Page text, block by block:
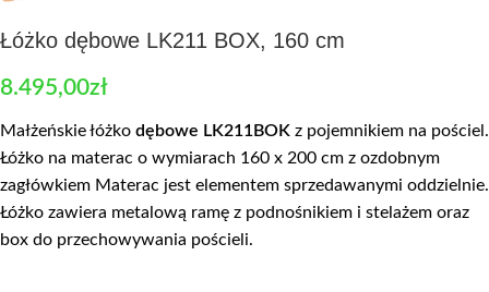
Łóżko dębowe LK211 BOX, 160 cm
8.495,00zł
Małżeńskie łóżko dębowe LK211BOK z pojemnikiem na pościel.
Łóżko na materac o wymiarach 160 x 200 cm z ozdobnym
zagłówkiem Materac jest elementem sprzedawanymi oddzielnie.
Łóżko zawiera metalową ramę z podnośnikiem i stelażem oraz
box do przechowywania pościeli.